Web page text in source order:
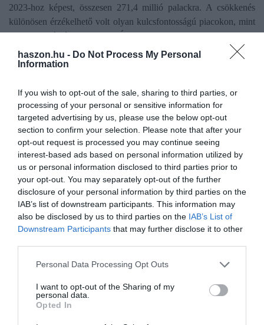
haszon.hu - Do Not Process My Personal
Information
If you wish to opt-out of the sale, sharing to third parties, or
processing of your personal or sensitive information for
targeted advertising by us, please use the below opt-out
section to confirm your selection. Please note that after your
opt-out request is processed you may continue seeing
interest-based ads based on personal information utilized by
us or personal information disclosed to third parties prior to
your opt-out. You may separately opt-out of the further
disclosure of your personal information by third parties on the
IAB’s list of downstream participants. This information may
also be disclosed by us to third parties on the IAB’s List of
Downstream Participants that may further disclose it to other
Please note that this website/app uses one or more Google
not limited to your visit or usage behaviour. You may click to
grant or deny consent to Google and its third-party tags to
use your data for below specified purposes in below Google
Personal Data Processing Opt Outs
I want to opt-out of the Sharing of my
personal data.
Opted In
2023-hoz képest, összesen 271,4 millió palackra. A csökkenés
különösen érzékelhető volt olyan kulcsfontosságú piacokon, mint
Franciaország és az Egyesült Államok.
Maxime Toubart, a bizottság társelnöke a visszaesést politikai és
lelkiállapotának valódi barométere… Nincs itt az ideje az
ünneplésnek, tekintettel az inflációra, a világméretű
konfliktusokra, a gazdasági bizonytalanságokra és a politikai
kivárásra néhány legnagyobb pezsgőpiacon, például
Franciaországban és az Egyesült Államokban”.
alkohol életmód
alkoholmentes